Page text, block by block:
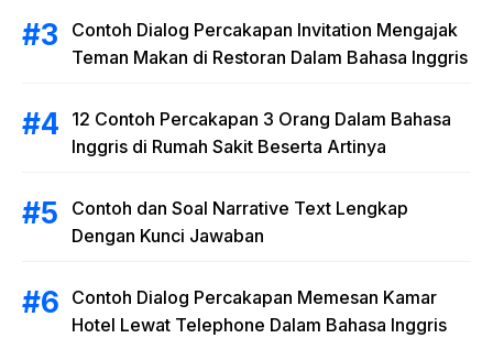
Contoh Dialog Percakapan Invitation Mengajak
Teman Makan di Restoran Dalam Bahasa Inggris
12 Contoh Percakapan 3 Orang Dalam Bahasa
Inggris di Rumah Sakit Beserta Artinya
Contoh dan Soal Narrative Text Lengkap
Dengan Kunci Jawaban
Contoh Dialog Percakapan Memesan Kamar
Hotel Lewat Telephone Dalam Bahasa Inggris